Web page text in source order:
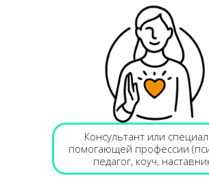
Консультант или
помогающей профессии
педагог, коуч,